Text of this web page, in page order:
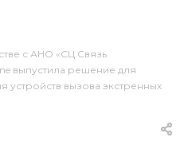
с АНО «СЦ Связь
выпустила решение для
устройств вызова экстренных